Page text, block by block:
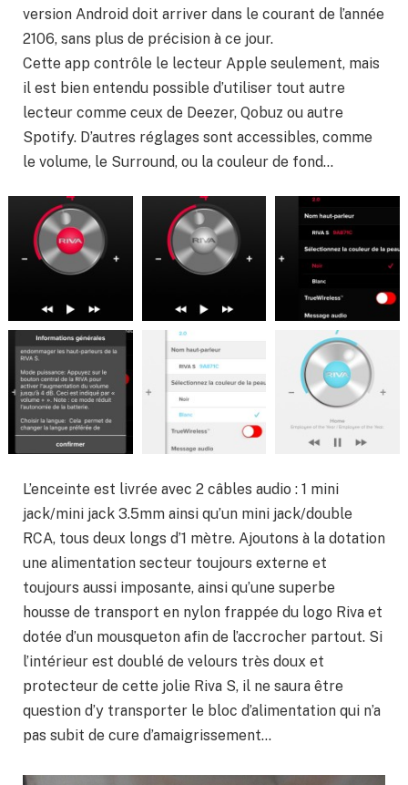
version Android doit arriver dans le courant de l’année
2106, sans plus de précision à ce jour.
Cette app contrôle le lecteur Apple seulement, mais
il est bien entendu possible d’utiliser tout autre
lecteur comme ceux de Deezer, Qobuz ou autre
Spotify. D’autres réglages sont accessibles, comme
le volume, le Surround, ou la couleur de fond…
L’enceinte est livrée avec 2 câbles audio : 1 mini
jack/mini jack 3.5mm ainsi qu’un mini jack/double
RCA, tous deux longs d’1 mètre. Ajoutons à la dotation
une alimentation secteur toujours externe et
toujours aussi imposante, ainsi qu’une superbe
housse de transport en nylon frappée du logo Riva et
dotée d’un mousqueton afin de l’accrocher partout. Si
l’intérieur est doublé de velours très doux et
protecteur de cette jolie Riva S, il ne saura être
question d’y transporter le bloc d’alimentation qui n’a
pas subit de cure d’amaigrissement…